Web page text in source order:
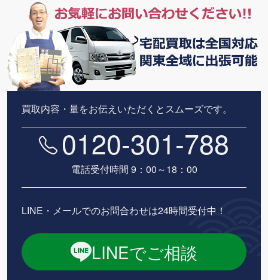
買取内容・量をお伝えいただくとスムーズです。
0120-301-788
電話受付時間 9：00～18：00
LINE・メールでのお問合わせは24時間受付中！
LINEでご相談